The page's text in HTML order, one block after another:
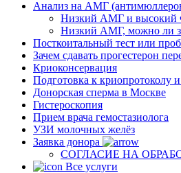
Анализ на АМГ
Низкий АМГ и
Низкий АМГ, можно ли
Посткоитальный тест или
Зачем сдавать прогестерон
Криоконсервация
Подготовка к криопротоколу
Донорская сперма в Москве
Гистероскопия
Прием врача гемостазиолога
УЗИ молочных желёз
Заявка донора
СОГЛАСИЕ НА
Все услуги